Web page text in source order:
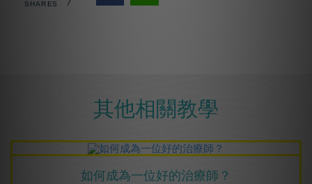
其他相關教學
如何成為⼀位好的治療師？